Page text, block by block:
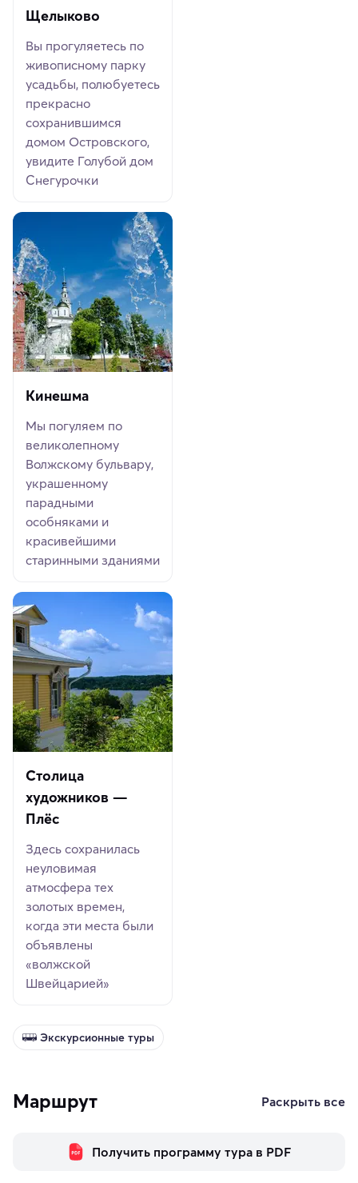
Щелыково
Вы прогуляетесь по
живописному парку
усадьбы, полюбуетесь
прекрасно
сохранившимся
домом Островского,
увидите Голубой дом
Снегурочки
Кинешма
Мы погуляем по
великолепному
Волжскому бульвару,
украшенному
парадными
особняками и
красивейшими
старинными зданиями
Столица
художников —
Плёс
Здесь сохранилась
неуловимая
атмосфера тех
золотых времен,
когда эти места были
объявлены
«волжской
Швейцарией»
Экскурсионные туры
Маршрут Раскрыть все
Получить программу тура в PDF